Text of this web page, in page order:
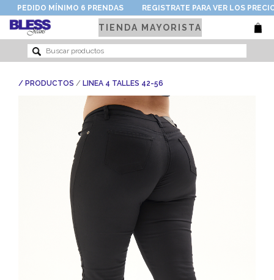
PEDIDO MÍNIMO 6 PRENDAS REGISTRATE PARA VER LOS
TIENDA MAYORISTA
/ PRODUCTOS / LINEA 4 TALLES 42-56